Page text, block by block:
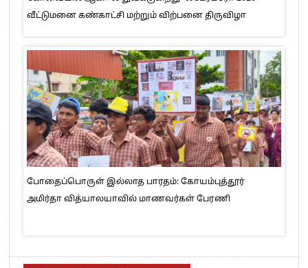
வீட்டுமனை கண்காட்சி மற்றும் விற்பனை திருவிழா
போதைப்பொருள் இல்லாத பாரதம்: கோயம்புத்தூர்
அமிர்தா வித்யாலயாவில் மாணவர்கள் பேரணி